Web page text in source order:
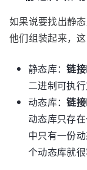
如果说要找出静
他们组装起来，
静态库：链
二进制可执
动态库：链
动态库只存
中只有一份
个动态库就